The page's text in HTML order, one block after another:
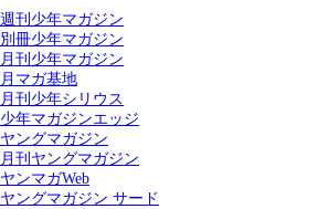
週刊少年マガジン
別冊少年マガジン
月刊少年マガジン
月マガ基地
月刊少年シリウス
少年マガジンエッジ
ヤングマガジン
月刊ヤングマガジン
ヤンマガWeb
ヤングマガジン サード